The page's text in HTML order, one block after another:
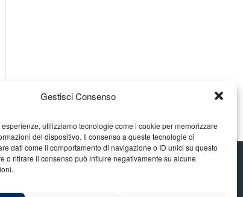
Gestisci Consenso
utilizziamo tecnologie come i cookie per memorizzare
del dispositivo. Il consenso a queste tecnologie ci
dati come il comportamento di navigazione o ID unici su questo
o ritirare il consenso può influire negativamente su alcune